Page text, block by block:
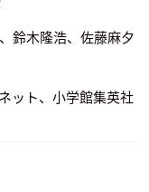
鈴木隆浩、佐藤麻夕
ット、小学館集英社